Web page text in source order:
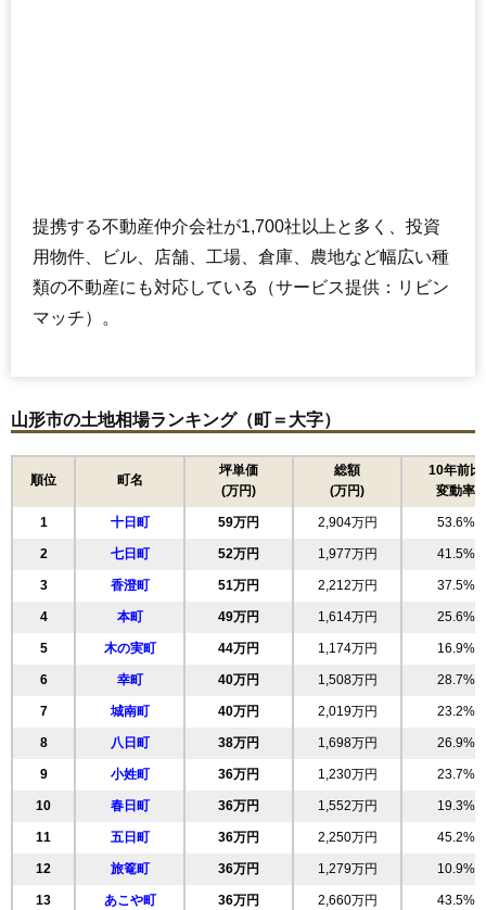
提携する不動産仲介会社が1,700社以上と多く、投資
用物件、ビル、店舗、工場、倉庫、農地など幅広い種
類の不動産にも対応している（サービス提供：リビン
マッチ）。
山形市の土地相場ランキング（町＝大字）
順位 町名
坪単価
(万円)
総額
(万円)
10年前比
変動率
1 十日町 59万円 2,904万円 53.6%
2 七日町 52万円 1,977万円 41.5%
3 香澄町 51万円 2,212万円 37.5%
4 本町 49万円 1,614万円 25.6%
5 木の実町 44万円 1,174万円 16.9%
6 幸町 40万円 1,508万円 28.7%
7 城南町 40万円 2,019万円 23.2%
8 八日町 38万円 1,698万円 26.9%
9 小姓町 36万円 1,230万円 23.7%
10 春日町 36万円 1,552万円 19.3%
11 五日町 36万円 2,250万円 45.2%
12 旅篭町 36万円 1,279万円 10.9%
13 あこや町 36万円 2,660万円 43.5%